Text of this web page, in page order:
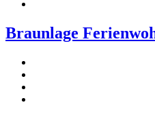
Braunlage